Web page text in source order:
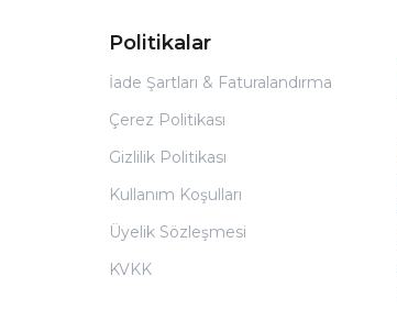
Politikalar
İade Şartları & Faturalandırma
Çerez Politikası
Gizlilik Politikası
Kullanım Koşulları
Üyelik Sözleşmesi
KVKK